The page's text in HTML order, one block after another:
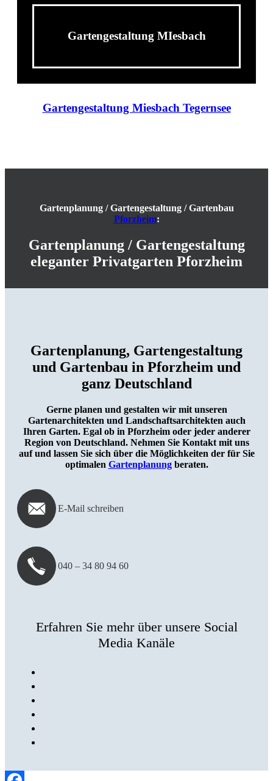
Gartengestaltung MIesbach
Gartengestaltung Miesbach Tegernsee
Gartenplanung / Gartengestaltung / Gartenbau
Pforzheim:
Gartenplanung / Garten­gestaltung
eleganter Privatgarten Pforzheim
Garten­planung, Garten­gestaltung
und Garten­bau in Pforzheim und
ganz Deutschland
Gerne planen und gestalten wir mit unseren
Gartenarchitekten und Landschaftsarchitekten auch
Ihren Garten. Egal ob in Pforzheim oder jeder anderer
Region von Deutschland. Nehmen Sie Kontakt mit uns
auf und lassen Sie sich über die Möglichkeiten der für Sie
optimalen Gartenplanungberaten.
E-Mail schreiben
040 – 34 80 94 60
Erfahren Sie mehr über unsere Social
Media Kanäle